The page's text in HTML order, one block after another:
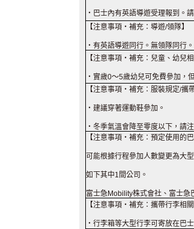
・巴士內有英語導遊受理報到。
【注意事項・補充：導遊/領隊】
・有英語導遊同行。無領隊同行。
【注意事項・補充：兒童、幼兒相
・實歲0～5歲幼兒可免費參加，
【注意事項・補充：服裝規定/攜
・建議穿著運動鞋參加。
・冬季氣溫會降至零度以下，請
【注意事項・補充：預定使用的
可能根據行程參加人數變更為大
如下其中1間公司。
富士急Mobility株式會社、富士
【注意事項・補充：攜帶行李相關
・行李箱等大型行李可寄放在巴